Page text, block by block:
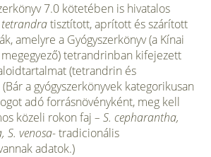
7.0 kötetében is hivatalos
tisz­tított, aprított és szárított
amelyre a Gyógyszerkönyv (a Kínai
megegyező) tetrandrinban kifejezett
(tetrandrin és
a gyógyszerkönyvek kategorikusan
adó forrásnövényként, meg kell
közeli rokon faj – S. cepharantha,
S. venosa-tradicionális
adatok.)